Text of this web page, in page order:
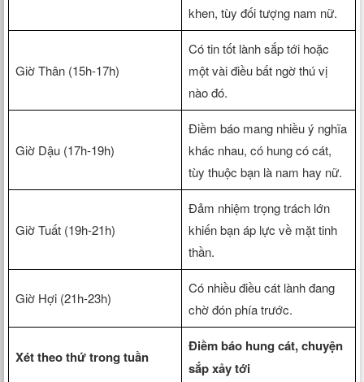
khen, tùy đối tượng nam nữ.
Giờ Thân (15h-17h)
Có tin tốt lành sắp tới hoặc
một vài điều bất ngờ thú vị
nào đó.
Giờ Dậu (17h-19h)
Điềm báo mang nhiều ý nghĩa
khác nhau, có hung có cát,
tùy thuộc bạn là nam hay nữ.
Giờ Tuất (19h-21h)
Đảm nhiệm trọng trách lớn
khiến bạn áp lực về mặt tinh
thần.
Giờ Hợi (21h-23h)
Có nhiều điều cát lành đang
chờ đón phía trước.
Xét theo thứ trong tuần
Điềm báo hung cát, chuyện
sắp xảy tới